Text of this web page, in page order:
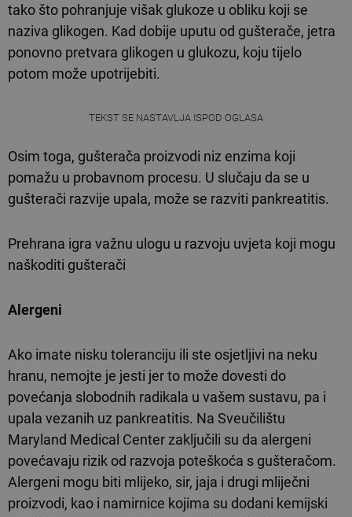
tako što pohranjuje višak glukoze u obliku koji se
naziva glikogen. Kad dobije uputu od gušterače, jetra
ponovno pretvara glikogen u glukozu, koju tijelo
potom može upotrijebiti.
TEKST SE NASTAVLJA ISPOD OGLASA
Osim toga, gušterača proizvodi niz enzima koji
pomažu u probavnom procesu. U slučaju da se u
gušterači razvije upala, može se razviti pankreatitis.
Prehrana igra važnu ulogu u razvoju uvjeta koji mogu
naškoditi gušterači
Alergeni
Ako imate nisku toleranciju ili ste osjetljivi na neku
hranu, nemojte je jesti jer to može dovesti do
povećanja slobodnih radikala u vašem sustavu, pa i
upala vezanih uz pankreatitis. Na Sveučilištu
Maryland Medical Center zaključili su da alergeni
povećavaju rizik od razvoja poteškoća s gušteračom.
Alergeni mogu biti mlijeko, sir, jaja i drugi mliječni
proizvodi, kao i namirnice kojima su dodani kemijski